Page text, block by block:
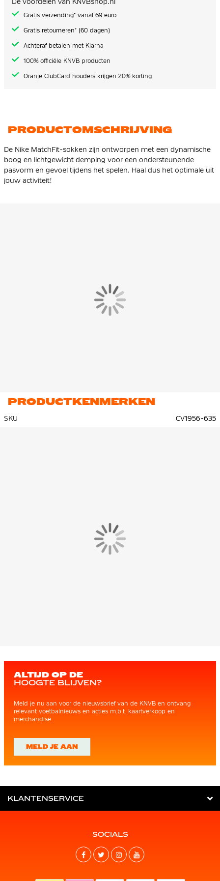
gallerij
Gratis verzending* vanaf 69 euro
Gratis retourneren* (60 dagen)
Achteraf betalen met Klarna
100% officiële KNVB producten
Oranje ClubCard houders krijgen 20% korting
PRODUCTOMSCHRIJVING
De Nike MatchFit-sokken zijn ontworpen met een dynamische
boog en lichtgewicht demping voor een ondersteunende
pasvorm en gevoel tijdens het spelen. Haal dus het optimale uit
jouw activiteit!
PRODUCTKENMERKEN
SKU CV1956-635
ALTIJD OP DE
HOOGTE BLIJVEN?
Meld je nu aan voor de nieuwsbrief van de KNVB en ontvang
relevant voetbalnieuws en acties m.b.t. kaartverkoop en
merchandise.
MELD JE AAN
KLANTENSERVICE
SOCIALS